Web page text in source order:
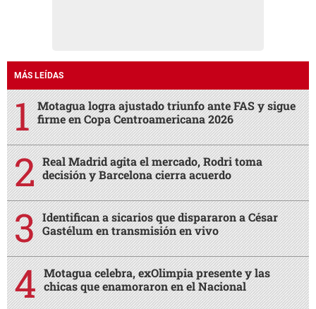
MÁS LEÍDAS
Motagua logra ajustado triunfo ante FAS y sigue
firme en Copa Centroamericana 2026
Real Madrid agita el mercado, Rodri toma
decisión y Barcelona cierra acuerdo
Identifican a sicarios que dispararon a César
Gastélum en transmisión en vivo
Motagua celebra, exOlimpia presente y las
chicas que enamoraron en el Nacional